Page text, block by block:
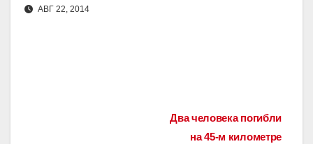
АВГ 22, 2014
Два человека погибли
на 45-м километре